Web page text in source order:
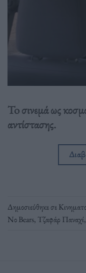
To σινεμά ως
αντίστασης.
Δημοσιεύθηκε σε
Νο Bears, Τζαφάρ Παναχί,